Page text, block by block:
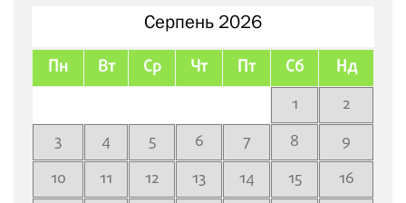
Серпень 2026
Пн Вт Ср Чт Пт Сб Нд
1
2
3
4 5 6 7 8
9
10
11 12 13 14 15
16